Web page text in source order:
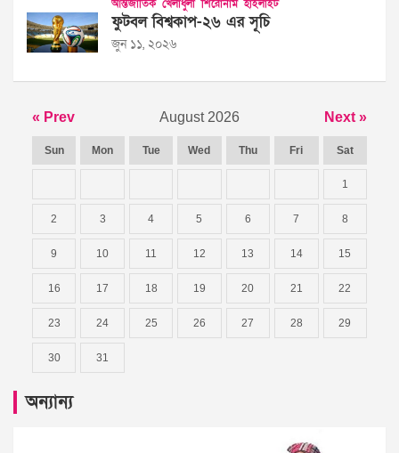
আন্তর্জাতিক খেলাধুলা শিরোনাম হাইলাইট
ফুটবল বিশ্বকাপ-২৬ এর সূচি
জুন ১১, ২০২৬
« Prev August 2026 Next »
Sun Mon Tue Wed Thu Fri Sat
1
2 3 4 5 6 7 8
9 10 11 12 13 14 15
16 17 18 19 20 21 22
23 24 25 26 27 28 29
30 31
অন্যান্য